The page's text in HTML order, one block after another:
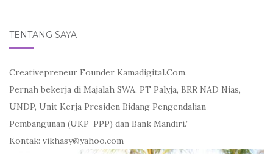
TENTANG SAYA
Creativepreneur Founder Kamadigital.Com.
Pernah bekerja di Majalah SWA, PT Palyja, BRR NAD Nias,
UNDP, Unit Kerja Presiden Bidang Pengendalian
Pembangunan (UKP-PPP) dan Bank Mandiri.’
Kontak: vikhasy@yahoo.com